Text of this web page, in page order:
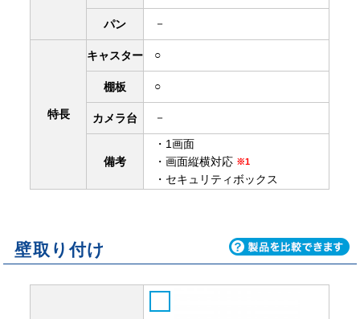
パン －
特長
キャスター ○
棚板 ○
カメラ台 －
備考
・1画面
・画面縦横対応 ※1
・セキュリティボックス
壁取り付け